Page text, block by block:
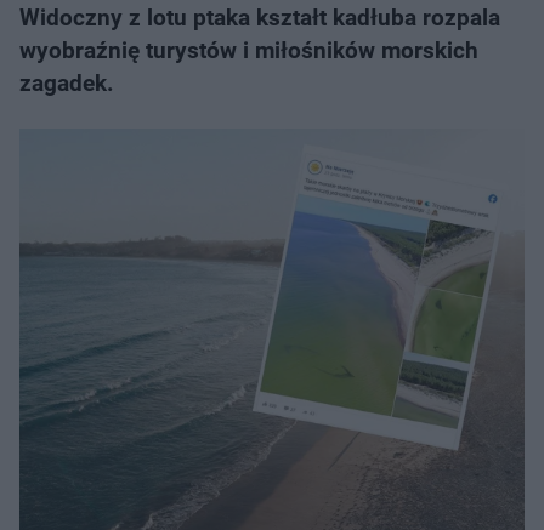
Widoczny z lotu ptaka kształt kadłuba rozpala
wyobraźnię turystów i miłośników morskich
zagadek.